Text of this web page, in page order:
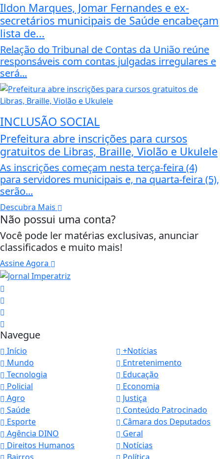
Ildon Marques, Jomar Fernandes e ex-
secretários municipais de Saúde encabeçam
lista de...
Relação do Tribunal de Contas da União reúne
responsáveis com contas julgadas irregulares e
será...
INCLUSÃO SOCIAL
Prefeitura abre inscrições para cursos
gratuitos de Libras, Braille, Violão e Ukulele
As inscrições começam nesta terça-feira (4)
para servidores municipais e, na quarta-feira (5),
serão...
Descubra Mais
Não possui uma conta?
Você pode ler matérias exclusivas, anunciar
classificados e muito mais!
Assine Agora
Navegue
Início
+Notícias
Mundo
Entretenimento
Tecnologia
Educação
Policial
Economia
Agro
Justiça
Saúde
Conteúdo Patrocinado
Esporte
Câmara dos Deputados
Agência DINO
Geral
Direitos Humanos
Notícias